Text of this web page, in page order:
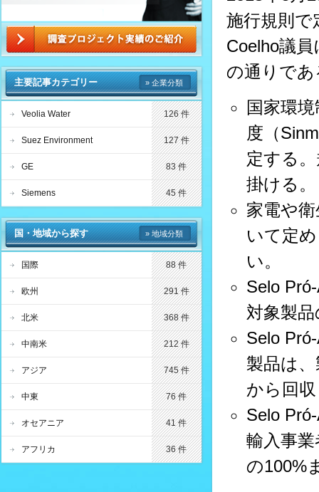
施行規則で
Coelho議
の通りであ
国家環
度（
定する
掛ける。
家電や
いて定
い。
Selo
対象製
Selo
製品は
から回
Selo
輸入事
の100%
主要記事カテゴリー » 企業分類
Veolia Water 126 件
Suez Environment 127 件
GE 83 件
Siemens 45 件
国・地域から探す » 地域分類
国際 88 件
欧州 291 件
北米 368 件
中南米 212 件
アジア 745 件
中東 76 件
オセアニア 41 件
アフリカ 36 件